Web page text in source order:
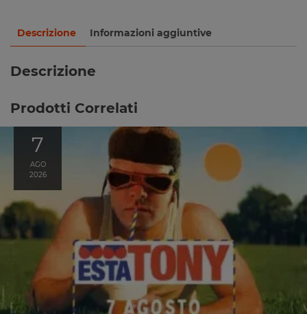
Descrizione Informazioni aggiuntive
Descrizione
Prodotti Correlati
7
AGO
2026